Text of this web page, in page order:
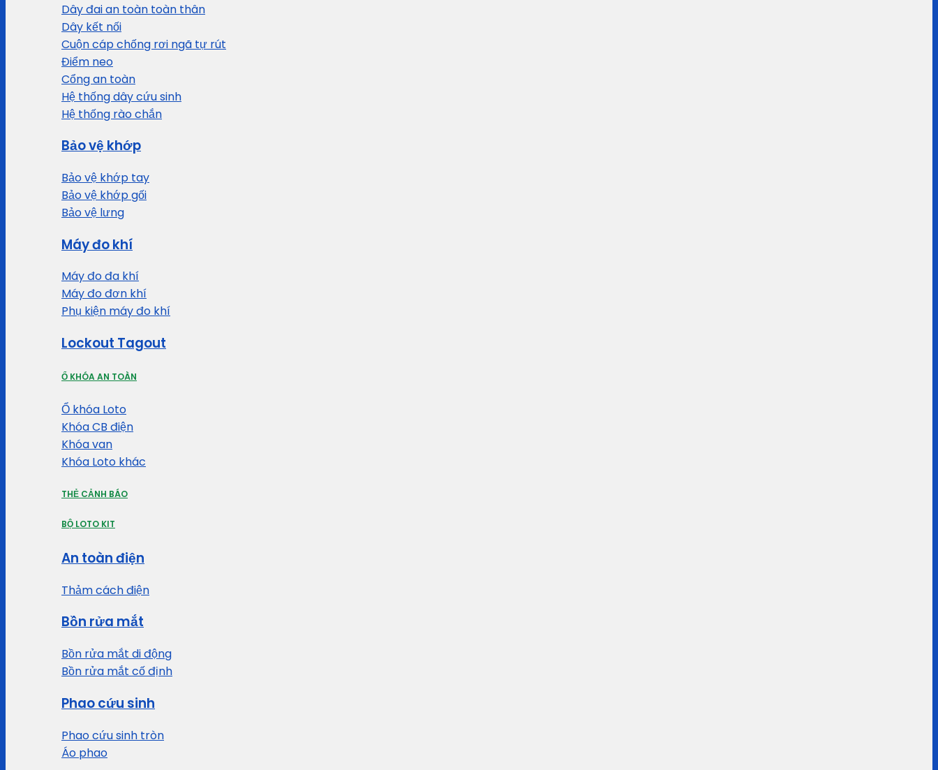
Dây đai an toàn toàn thân
Dây kết nối
Cuộn cáp chống rơi ngã tự rút
Điểm neo
Cổng an toàn
Hệ thống dây cứu sinh
Hệ thống rào chắn
Bảo vệ khớp
Bảo vệ khớp tay
Bảo vệ khớp gối
Bảo vệ lưng
Máy đo khí
Máy đo đa khí
Máy đo đơn khí
Phụ kiện máy đo khí
Lockout Tagout
Ổ KHÓA AN TOÀN
Ổ khóa Loto
Khóa CB điện
Khóa van
Khóa Loto khác
THẺ CẢNH BÁO
BỘ LOTO KIT
An toàn điện
Thảm cách điện
Bồn rửa mắt
Bồn rửa mắt di động
Bồn rửa mắt cố định
Phao cứu sinh
Phao cứu sinh tròn
Áo phao